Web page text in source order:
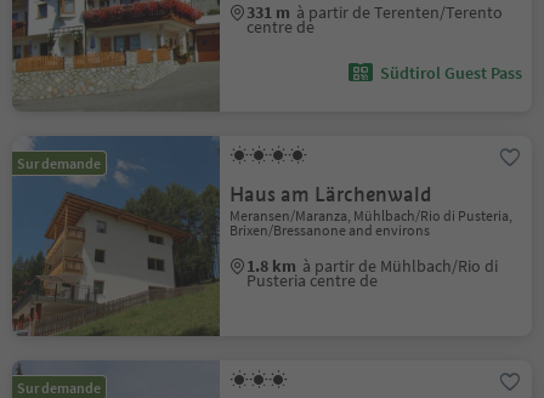
331 m à partir de Terenten/Terento
centre de
Südtirol Guest Pass
Sur demande
Haus am Lärchenwald
Meransen/Maranza, Mühlbach/Rio di Pusteria,
Brixen/Bressanone and environs
1.8 km à partir de Mühlbach/Rio di
Pusteria centre de
Sur demande